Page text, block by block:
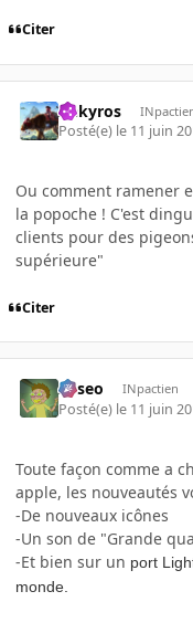
Citer
Aekyros
Posté(e) le 11 juin
Ou comment ramener
la popoche ! C'est
clients pour des
supérieure"
Citer
Asseo INpactien
Posté(e) le 11 juin
Toute façon comme a
apple, les nouveautés
-De nouveaux icônes
-Un son de "Grande
-Et bien sur un port
monde.